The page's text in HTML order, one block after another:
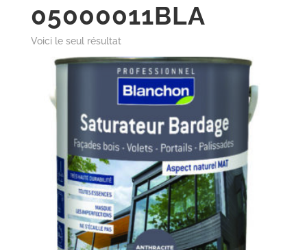
05000011BLA
Voici le seul résultat